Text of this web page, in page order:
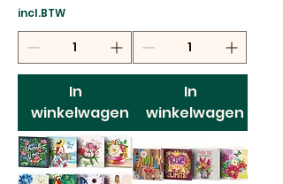
incl.BTW
In
winkelwagen
In
winkelwagen